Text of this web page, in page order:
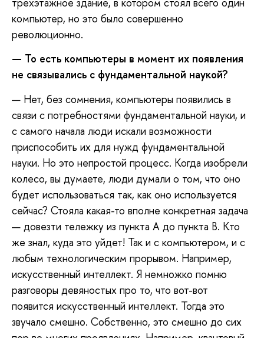
компьютер, но это было совершенно
революционно.
— То есть компьютеры в момент их появления
не связывались с фундаментальной наукой?
— Нет, без сомнения, компьютеры появились в
связи с потребностями фундаментальной науки, и
с самого начала люди искали возможности
приспособить их для нужд фундаментальной
науки. Но это непростой процесс. Когда изобрели
колесо, вы думаете, люди думали о том, что оно
будет использоваться так, как оно используется
сейчас? Стояла какая-то вполне конкретная задача
— довезти тележку из пункта А до пункта В. Кто
же знал, куда это уйдет! Так и с компьютером, и с
любым технологическим прорывом. Например,
искусственный интеллект. Я немножко помню
разговоры девяностых про то, что вот-вот
появится искусственный интеллект. Тогда это
звучало смешно. Собственно, это смешно до сих